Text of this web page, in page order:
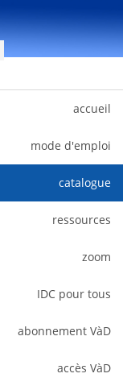
accueil
mode d'emploi
catalogue
ressources
zoom
IDC pour tous
abonnement VàD
accès VàD